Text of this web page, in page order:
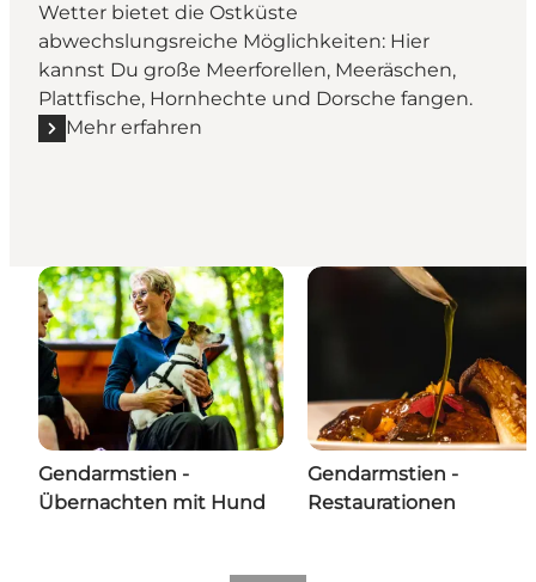
Wetter bietet die Ostküste
abwechslungsreiche Möglichkeiten: Hier
kannst Du große Meerforellen, Meeräschen,
Plattfische, Hornhechte und Dorsche fangen.
Mehr erfahren
Mehr erfahren "Angeln in Sønderjylland"
Gendarmstien -
Übernachten mit Hund
Gendarmstien -
Restaurationen